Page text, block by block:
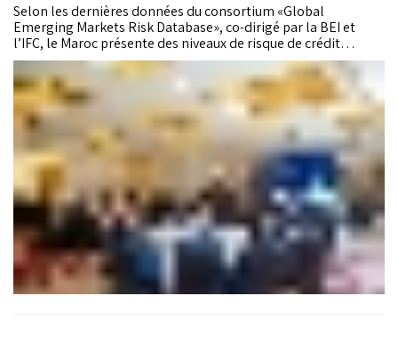
Selon les dernières données du consortium «Global
Emerging Markets Risk Database», co-dirigé par la BEI et
l’IFC, le Maroc présente des niveaux de risque de crédit
inférieurs aux moyennes mondiale et régionale, aussi bien
pour les prêts au secteur privé que public. Fondés sur les
financements accordés par les banques multilatérales et les
institutions de financement du développement, ces Rapports
ont pour objectif d’aider les investisseurs à mieux évaluer les
risques liés aux marchés émergents, notamment lorsqu’ils
investissent aux côtés de ces institutions.